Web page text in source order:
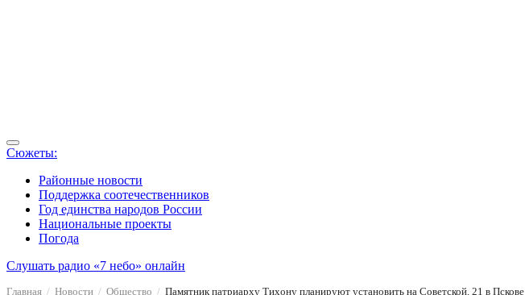
Сюжеты:
Районные новости
Поддержка соотечественников
Год единства народов России
Национальные проекты
Погода
Слушать радио «7 небо» онлайн
Главная Новости Общество Памятник патриарху Тихону планируют установить на Советской, 21 в Пскове